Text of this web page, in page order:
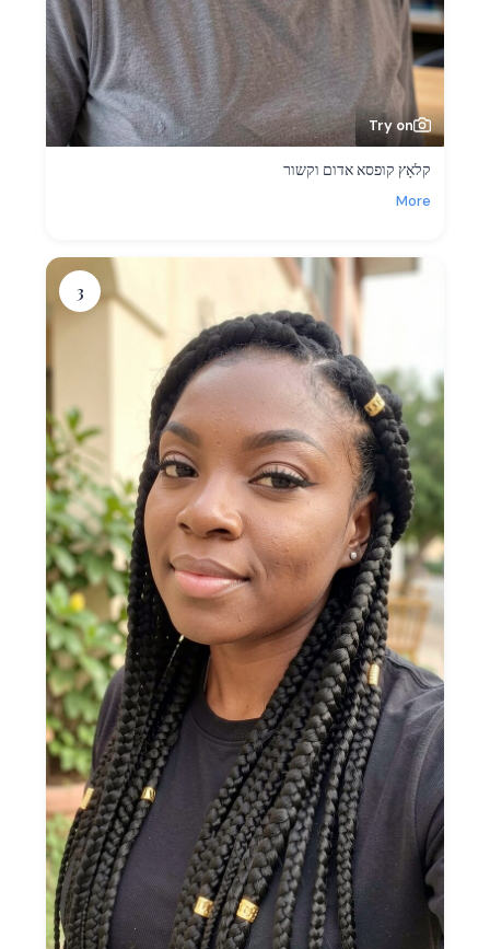
Try on
קלאָץ קופסא אדום וקשור
More
3